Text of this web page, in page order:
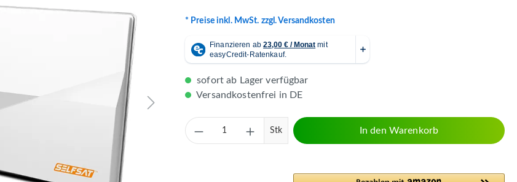
* Preise inkl. MwSt. zzgl. Versandkosten
sofort ab Lager verfügbar
Versandkostenfrei in DE
Produkt Anzahl: Gib den gewünschten Wert ein
Stk In den Warenkorb